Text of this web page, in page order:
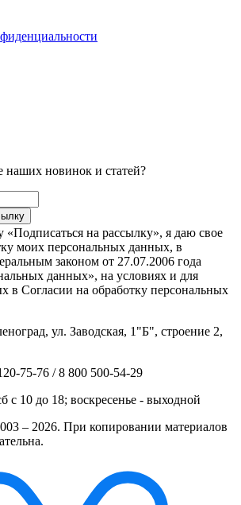
наших новинок и статей?
на рассылку», я даю свое
моих персональных данных, в
законом от 27.07.2006 года
данных», на условиях и для
в Согласии на обработку персональных
, ул. Заводская, 1"Б", строение 2,
75-76 / 8 800 500-54-29
с 10 до 18; воскресенье - выходной
– 2026. При копировании материалов